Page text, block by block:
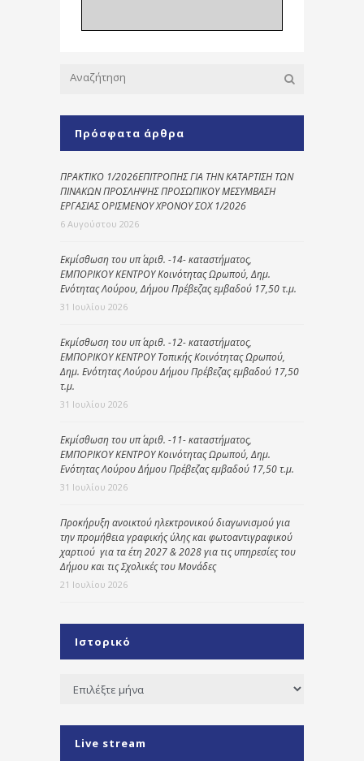
Πρόσφατα άρθρα
ΠΡΑΚΤΙΚΟ 1/2026ΕΠΙΤΡΟΠΗΣ ΓΙΑ ΤΗΝ ΚΑΤΑΡΤΙΣΗ ΤΩΝ
ΠΙΝΑΚΩΝ ΠΡΟΣΛΗΨΗΣ ΠΡΟΣΩΠΙΚΟΥ ΜΕΣΥΜΒΑΣΗ
ΕΡΓΑΣΙΑΣ ΟΡΙΣΜΕΝΟΥ ΧΡΟΝΟΥ ΣΟΧ 1/2026
6 Αυγούστου 2026
Εκμίσθωση του υπ΄ αριθ. -14- καταστήματος,
ΕΜΠΟΡΙΚΟΥ ΚΕΝΤΡΟΥ Κοινότητας Ωρωπού, Δημ.
Ενότητας Λούρου, Δήμου Πρέβεζας εμβαδού 17,50 τ.μ.
31 Ιουλίου 2026
Εκμίσθωση του υπ΄ αριθ. -12- καταστήματος,
ΕΜΠΟΡΙΚΟΥ ΚΕΝΤΡΟΥ Τοπικής Κοινότητας Ωρωπού,
Δημ. Ενότητας Λούρου Δήμου Πρέβεζας εμβαδού 17,50
τ.μ.
31 Ιουλίου 2026
Εκμίσθωση του υπ΄ αριθ. -11- καταστήματος,
ΕΜΠΟΡΙΚΟΥ ΚΕΝΤΡΟΥ Κοινότητας Ωρωπού, Δημ.
Ενότητας Λούρου Δήμου Πρέβεζας εμβαδού 17,50 τ.μ.
31 Ιουλίου 2026
Προκήρυξη ανοικτού ηλεκτρονικού διαγωνισμού για
την προμήθεια γραφικής ύλης και φωτοαντιγραφικού
χαρτιού για τα έτη 2027 & 2028 για τις υπηρεσίες του
Δήμου και τις Σχολικές του Μονάδες
21 Ιουλίου 2026
Ιστορικό
Ιστορικό
Live stream